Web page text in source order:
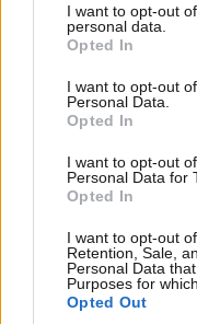
not limited to your visit
grant or deny consent
use your data for
consent section.
I want to opt-out
personal data.
Opted In
I want to opt-out
Personal Data.
Opted In
I want to opt-out
Personal Data for
Opted In
I want to opt-out
Retention, Sale,
Personal Data
Purposes for
Opted Out